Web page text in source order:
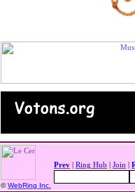
©WebRing Inc.
Prev Ring Hub Join